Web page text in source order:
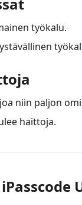
työkalu.
niin paljon
haittoja.